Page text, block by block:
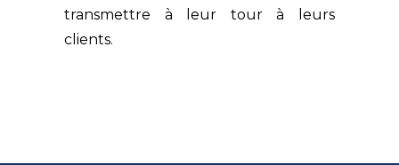
transmettre à leur tour à leurs
clients.